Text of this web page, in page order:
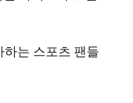
는 스포츠 팬들